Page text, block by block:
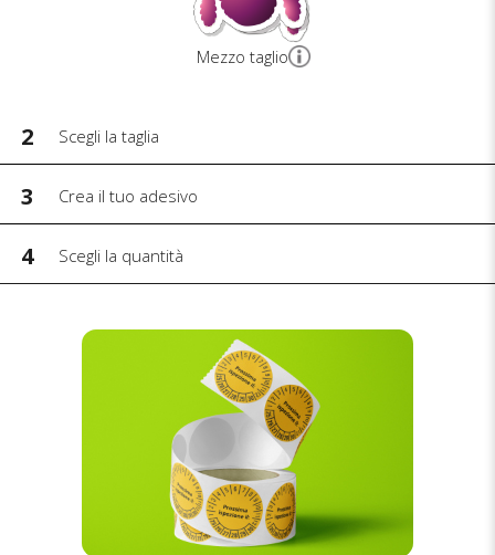
Mezzo taglio
2 Scegli la taglia
3 Crea il tuo adesivo
4 Scegli la quantità